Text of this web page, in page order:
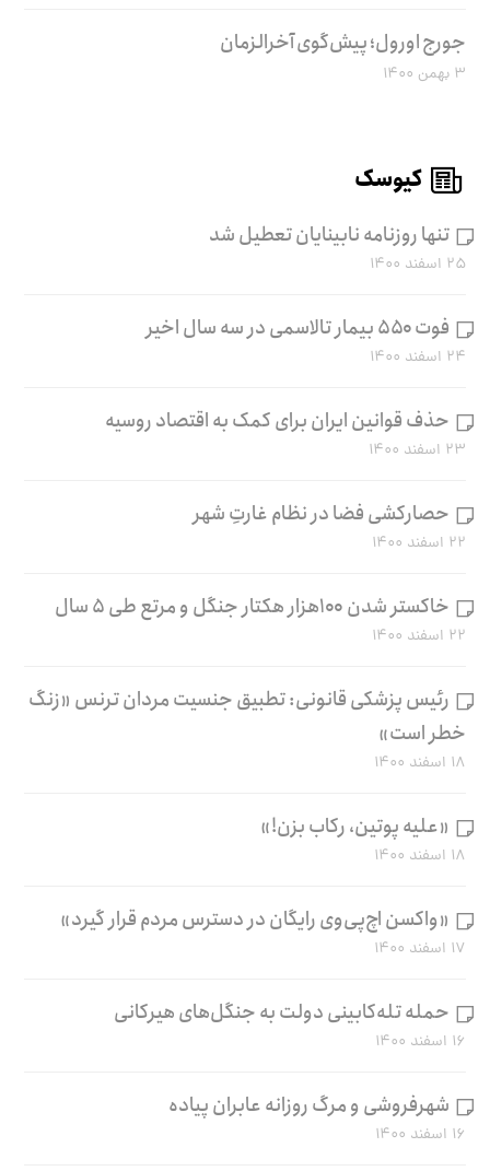
جورج اورول؛ پیش‌گوی آخرالزمان
۳ بهمن ۱۴۰۰
کیوسک
تنها روزنامه نابینایان تعطیل شد
۲۵ اسفند ۱۴۰۰
فوت ۵۵۰ بیمار تالاسمی در سه سال اخیر
۲۴ اسفند ۱۴۰۰
حذف قوانین ایران برای کمک به اقتصاد روسیه
۲۳ اسفند ۱۴۰۰
حصارکشی فضا در نظام غارتِ شهر
۲۲ اسفند ۱۴۰۰
خاکستر شدن ۱۰۰هزار هکتار جنگل و مرتع طی ۵ سال
۲۲ اسفند ۱۴۰۰
رئیس پزشکی قانونی: تطبیق جنسیت مردان ترنس «زنگ
خطر است»
۱۸ اسفند ۱۴۰۰
«علیه پوتین، رکاب بزن!»
۱۸ اسفند ۱۴۰۰
«واکسن اچ‌پی‌وی رایگان در دسترس مردم قرار گیرد»
۱۷ اسفند ۱۴۰۰
حمله تله‌کابینی دولت به جنگل‌های هیرکانی
۱۶ اسفند ۱۴۰۰
شهرفروشی و مرگ روزانه عابران پیاده
۱۶ اسفند ۱۴۰۰